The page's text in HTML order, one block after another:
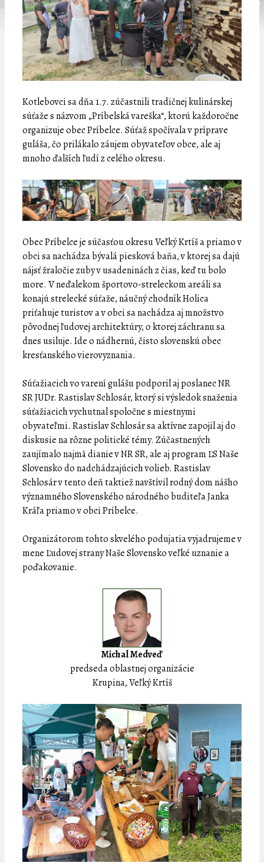
Kotlebovci sa dňa 1.7. zúčastnili tradičnej kulinárskej
súťaže s názvom „Príbelská vareška“, ktorú každoročne
organizuje obec Príbelce. Súťaž spočívala v príprave
guláša, čo prilákalo záujem obyvateľov obce, ale aj
mnoho ďalších ľudí z celého okresu.
Obec Príbelce je súčasťou okresu Veľký Krtíš a priamo v
obci sa nachádza bývalá piesková baňa, v ktorej sa dajú
nájsť žraločie zuby v usadeninách z čias, keď tu bolo
more. V neďalekom športovo-streleckom areáli sa
konajú strelecké súťaže, náučný chodník Holica
priťahuje turistov a v obci sa nachádza aj množstvo
pôvodnej ľudovej architektúry, o ktorej záchranu sa
dnes usiluje. Ide o nádhernú, čisto slovenskú obec
kresťanského vierovyznania.
Súťažiacich vo varení gulášu podporil aj poslanec NR
SR JUDr. Rastislav Schlosár, ktorý si výsledok snaženia
súťažiacich vychutnal spoločne s miestnymi
obyvateľmi. Rastislav Schlosár sa aktívne zapojil aj do
diskusie na rôzne politické témy. Zúčastnených
zaujímalo najmä dianie v NR SR, ale aj program ĽS Naše
Slovensko do nadchádzajúcich volieb. Rastislav
Schlosár v tento deň taktiež navštívil rodný dom nášho
významného Slovenského národného buditeľa Janka
Kráľa priamo v obci Príbelce.
Organizátorom tohto skvelého podujatia vyjadrujeme v
mene Ľudovej strany Naše Slovensko veľké uznanie a
poďakovanie.
Michal Medveď
predseda oblastnej organizácie
Krupina, Veľký Krtíš